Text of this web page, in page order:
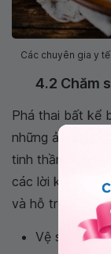
Các chuyên gia y
4.2 Chăm
Phá thai bất kể
những ảnh
tinh thần của
các lời khuyên
và hỗ trợ quá
Vệ sinh